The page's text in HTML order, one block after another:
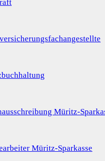
Müritz-
Müritz-Sparkasse